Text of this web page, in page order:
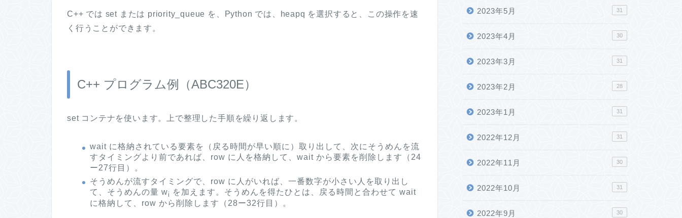
C++ では set または priority_queue を、Python では、heapq を選択すると、この操作を速
く行うことができます。
C++ プログラム例（ABC320E）
set コンテナを使います。上で整理した手順を繰り返します。
wait に格納されている要素を（戻る時間が早い順に）取り出して、次にそうめんを流
すタイミングより前であれば、row に人を格納して、wait から要素を削除します（24
ー27行目）。
そうめんが流すタイミングで、row に人がいれば、一番数字が小さい人を取り出し
て、そうめんの量 wi を加えます。そうめんを得たひとは、戻る時間と合わせて wait
に格納して、row から削除します（28ー32行目）。
2023年5月 31
2023年4月 30
2023年3月 31
2023年2月 28
2023年1月 31
2022年12月 31
2022年11月 30
2022年10月 31
2022年9月 30